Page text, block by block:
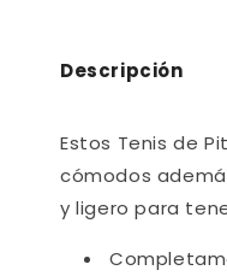
Descripción
Estos Tenis de
cómodos
y ligero para